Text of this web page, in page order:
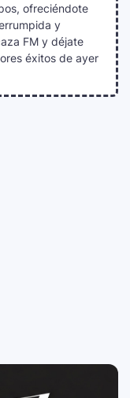
ofreciéndote
y
FM y déjate
éxitos de ayer